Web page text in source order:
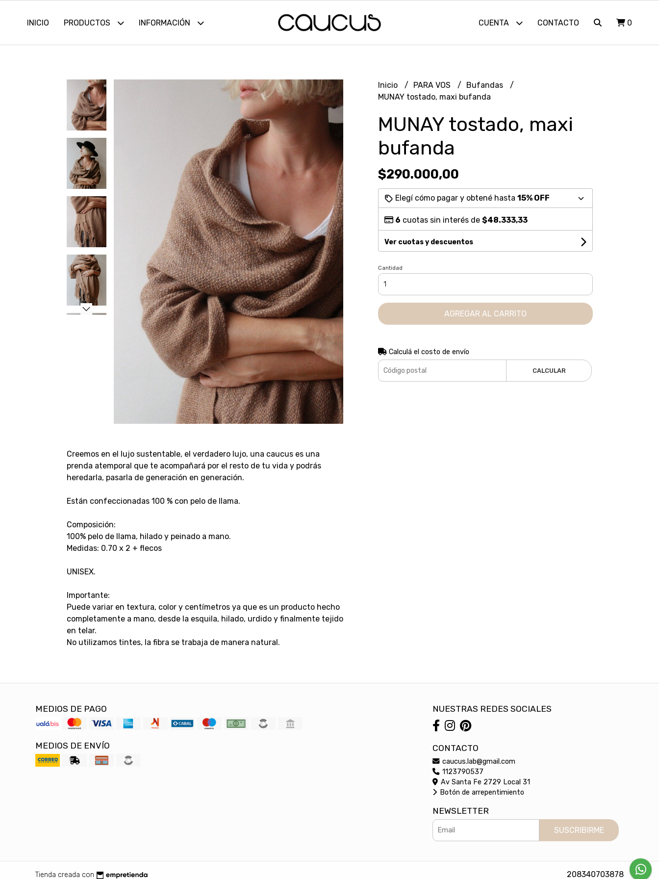
INICIO PRODUCTOS INFORMACIÓN CUENTA CONTACTO 0
Creemos en el lujo sustentable, el verdadero lujo, una caucus es una
prenda atemporal que te acompañará por el resto de tu vida y podrás
heredarla, pasarla de generación en generación.
Están confeccionadas 100 % con pelo de llama.
Composición:
100% pelo de llama, hilado y peinado a mano.
Medidas: 0.70 x 2 + flecos
UNISEX.
Importante:
Puede variar en textura, color y centímetros ya que es un producto hecho
completamente a mano, desde la esquila, hilado, urdido y finalmente tejido
en telar.
No utilizamos tintes, la fibra se trabaja de manera natural.
Inicio PARA VOS
Bufandas
MUNAY tostado, maxi bufanda
MUNAY tostado, maxi
bufanda
$290.000,00
Elegí cómo pagar y obtené hasta 15% OFF
6 cuotas sin interés de $48.333,33
Ver cuotas y descuentos
Cantidad
AGREGAR AL CARRITO
Calculá el costo de envío
CALCULAR
MEDIOS DE PAGO
MEDIOS DE ENVÍO
NUESTRAS REDES SOCIALES
CONTACTO
caucus.lab@gmail.com
1123790537
Av Santa Fe 2729 Local 31
Botón de arrepentimiento
NEWSLETTER
SUSCRIBIRME
Tienda creada con 208340703878